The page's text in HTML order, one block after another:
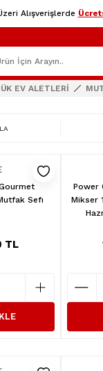
Alışverişlerde
EV ALETLERİ
Sefı
TL
Power
Mikser